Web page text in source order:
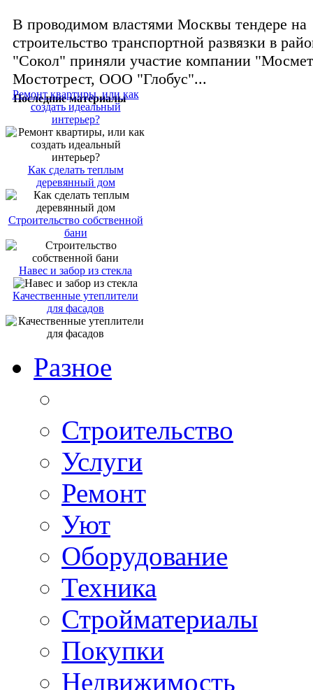
В проводимом властями Москвы тендере на
строительство транспортной развязки в
"Сокол" приняли участие компании
Мостотрест, ООО "Глобус"...
Последние материалы
Ремонт квартиры, или как
создать идеальный
интерьер?
Как сделать теплым
деревянный дом
Строительство собственной
бани
Навес и забор из стекла
Качественные утеплители
для фасадов
Разное
Строительство
Услуги
Ремонт
Уют
Оборудование
Техника
Стройматериалы
Покупки
Недвижимость